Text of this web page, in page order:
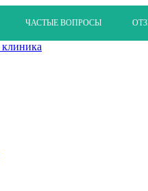
ЧАСТЫЕ ВОПРОСЫ